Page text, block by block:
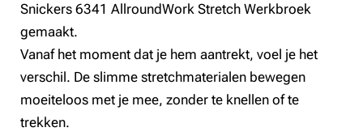
Snickers 6341 AllroundWork Stretch Werkbroek
gemaakt.
Vanaf het moment dat je hem aantrekt, voel je het
verschil. De slimme stretchmaterialen bewegen
moeiteloos met je mee, zonder te knellen of te
trekken.